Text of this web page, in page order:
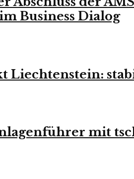
Business Dialog
Liechtenstein:
mit